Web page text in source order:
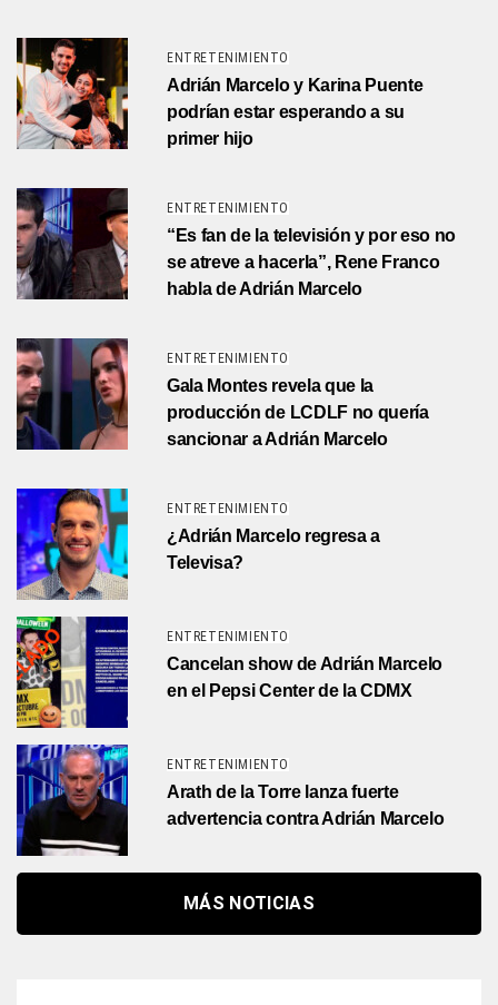
ENTRETENIMIENTO
Adrián Marcelo y Karina Puente
podrían estar esperando a su
primer hijo
ENTRETENIMIENTO
“Es fan de la televisión y por eso no
se atreve a hacerla”, Rene Franco
habla de Adrián Marcelo
ENTRETENIMIENTO
Gala Montes revela que la
producción de LCDLF no quería
sancionar a Adrián Marcelo
ENTRETENIMIENTO
¿Adrián Marcelo regresa a
Televisa?
ENTRETENIMIENTO
Cancelan show de Adrián Marcelo
en el Pepsi Center de la CDMX
ENTRETENIMIENTO
Arath de la Torre lanza fuerte
advertencia contra Adrián Marcelo
MÁS NOTICIAS